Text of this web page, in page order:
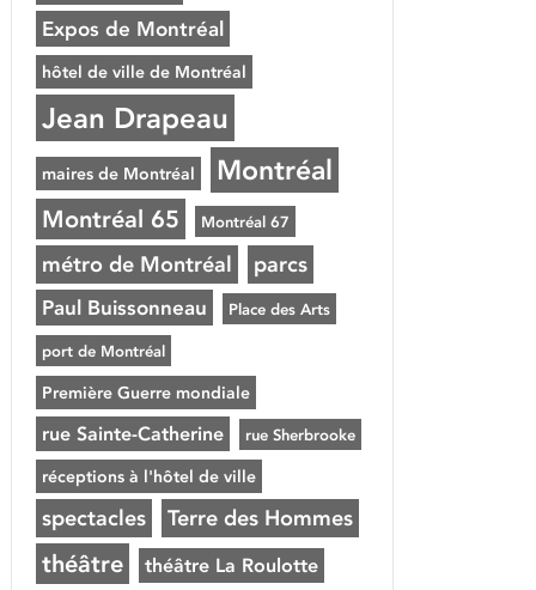
Expos de Montréal
hôtel de ville de Montréal
Jean Drapeau
maires de Montréal Montréal
Montréal 65 Montréal 67
métro de Montréal parcs
Paul Buissonneau Place des Arts
port de Montréal
Première Guerre mondiale
rue Sainte-Catherine rue Sherbrooke
réceptions à l'hôtel de ville
spectacles Terre des Hommes
théâtre théâtre La Roulotte